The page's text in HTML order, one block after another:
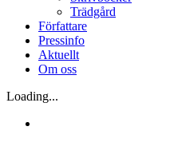
Trädgård
Författare
Pressinfo
Aktuellt
Om oss
Loading...